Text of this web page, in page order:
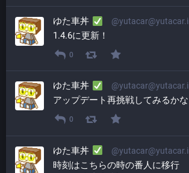
ゆた車丼
1.4.6に更新！
0
ゆた車丼
アップデート再挑戦してみるかな
0
ゆた車丼
時刻はこちらの時の番人に移行